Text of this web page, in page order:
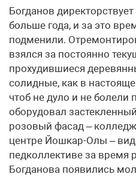
Богданов
больше года, и за это
подменили.
взялся за постоянно
прохудившиеся
солидные, как в
чтоб не дуло и не болели
оборудовал
розовый фасад –
центре Йошкар-Олы –
педколлективе за время
Богданова появились